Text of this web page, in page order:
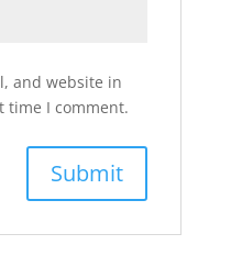
and website in
time I comment.